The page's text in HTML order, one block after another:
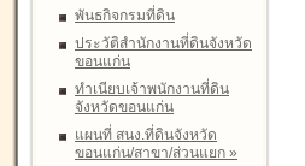
พันธกิจกรมที่ดิน
ประวัติสำนักงานที่ดินจังหวัด
ขอนแก่น
ทำเนียบเจ้าพนักงานที่ดิน
จังหวัดขอนแก่น
แผนที่ สนง.ที่ดินจังหวัด
ขอนแก่น/สาขา/ส่วนแยก »